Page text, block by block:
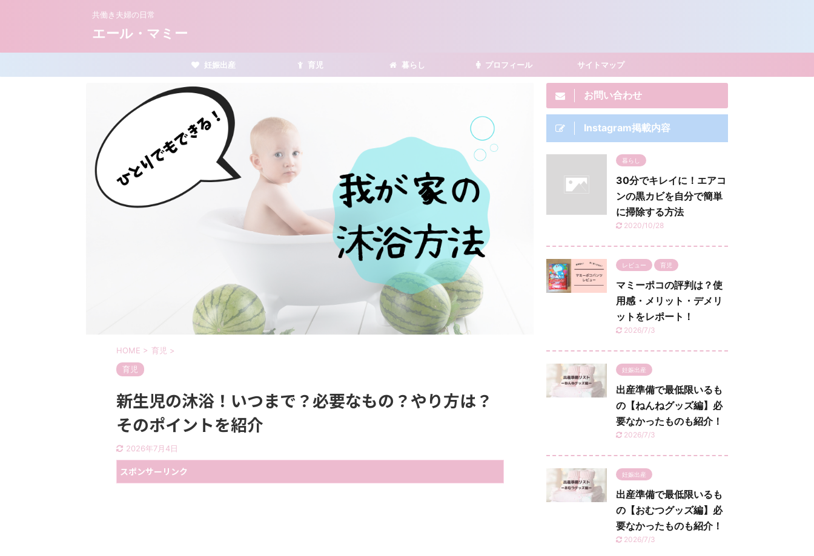
共働き夫婦の日常
エール・マミー
妊娠出産 育児 暮らし プロフィール サイトマップ
HOME > 育児 >
育児
新生児の沐浴！いつまで？必要なもの？やり方は？
そのポイントを紹介
2026年7月4日
スポンサーリンク
お問い合わせ
Instagram掲載内容
暮らし
30分でキレイに！エアコ
ンの黒カビを自分で簡単
に掃除する方法
2020/10/28
レビュー 育児
マミーポコの評判は？使
用感・メリット・デメリ
ットをレポート！
2026/7/3
妊娠出産
出産準備で最低限いるも
の【ねんねグッズ編】必
要なかったものも紹介！
2026/7/3
妊娠出産
出産準備で最低限いるも
の【おむつグッズ編】必
要なかったものも紹介！
2026/7/3